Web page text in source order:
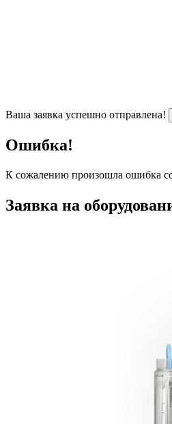
Ваша заявка успешно отправлена!
Ошибка!
К сожалению произошла ошибка
Заявка на